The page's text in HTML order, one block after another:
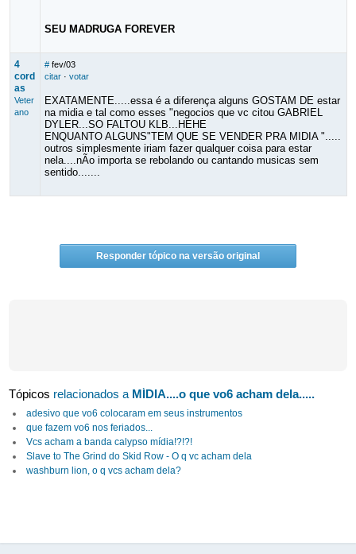
SEU MADRUGA FOREVER
4
cord
as
Veter
ano
# fev/03
citar· votar
EXATAMENTE.....essa é a diferença alguns GOSTAM DE estar
na midia e tal como esses "negocios que vc citou GABRIEL
DYLER...SO FALTOU KLB...HEHE
ENQUANTO ALGUNS"TEM QUE SE VENDER PRA MIDIA ".....
outros simplesmente iriam fazer qualquer coisa para estar
nela....nÃo importa se rebolando ou cantando musicas sem
sentido.......
Responder tópico na versão original
Tópicos relacionados a MÍDIA....o que vo6 acham dela.....
adesivo que vo6 colocaram em seus instrumentos
que fazem vo6 nos feriados...
Vcs acham a banda calypso mídia!?!?!
Slave to The Grind do Skid Row - O q vc acham dela
washburn lion, o q vcs acham dela?